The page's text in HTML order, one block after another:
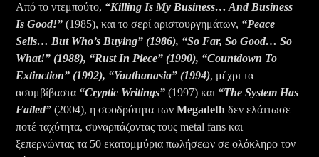
Από το ντεμπούτο, “Killing Is My Business… And Business
Is Good!” (1985), και το σερί αριστουργημάτων, “Peace
Sells… But Who’s Buying” (1986), “So Far, So Good… So
What!” (1988), “Rust In Piece” (1990), “Countdown To
Extinction” (1992), “Youthanasia” (1994), μέχρι τα
ασυμβίβαστα “Cryptic Writings” (1997) και “The System Has
Failed” (2004), η σφοδρότητα τωνMegadeth δεν ελάττωσε
ποτέ ταχύτητα, συναρπάζοντας τους metal fans και
ξεπερνώντας τα 50 εκατομμύρια πωλήσεων σε ολόκληρο τον